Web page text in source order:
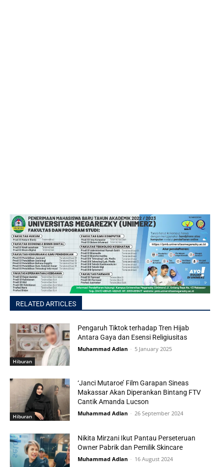
RELATED ARTICLES
Hiburan
Pengaruh Tiktok terhadap Tren Hijab
Antara Gaya dan Esensi Religiusitas
Muhammad Adlan - 5 January 2025
Hiburan
‘Janci Mutaroe’ Film Garapan Sineas
Makassar Akan Diperankan Bintang FTV
Cantik Amanda Lucson
Muhammad Adlan - 26 September 2024
Nikita Mirzani Ikut Pantau Perseteruan
Owner Pabrik dan Pemilik Skincare
Muhammad Adlan - 16 August 2024